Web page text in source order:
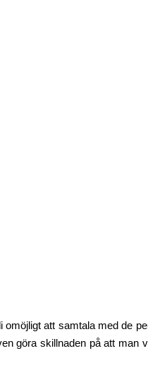
att samtala med de
göra skillnaden på att man